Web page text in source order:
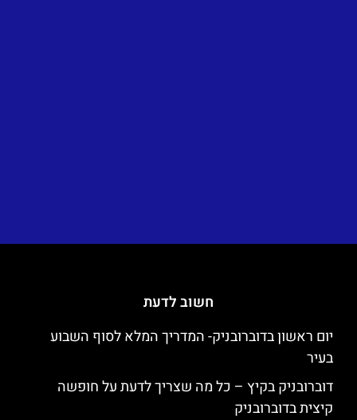
חשוב לדעת
יום ראשון בדוברובניק- המדריך המלא לסוף השבוע
בעיר
דוברובניק בקיץ – כל מה שצריך לדעת על חופשה
קיצית בדוברובניק